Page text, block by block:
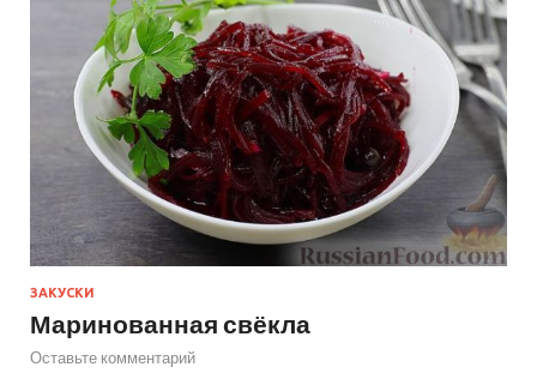
ЗАКУСКИ
Маринованная свёкла
Оставьте комментарий